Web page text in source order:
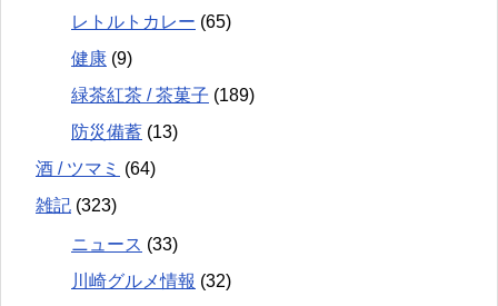
レトルトカレー (65)
健康 (9)
緑茶紅茶 / 茶菓子 (189)
防災備蓄 (13)
酒 / ツマミ (64)
雑記 (323)
ニュース (33)
川崎グルメ情報 (32)